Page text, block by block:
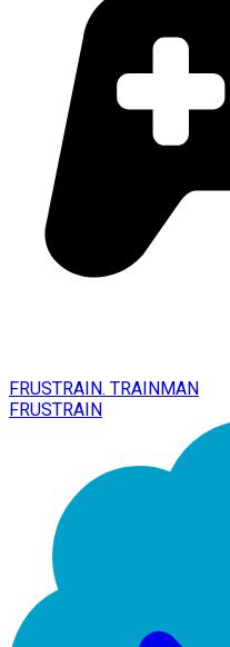
FRUSTRAIN. TRAINMAN
FRUSTRAIN